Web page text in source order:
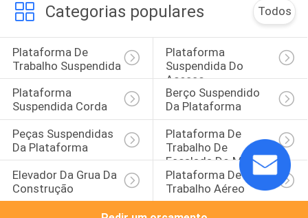
Categorias populares Todos
Plataforma De
Trabalho Suspendida
Plataforma
Suspendida Do
Acesso
Plataforma
Suspendida Corda
Berço Suspendido
Da Plataforma
Peças Suspendidas
Da Plataforma
Plataforma De
Trabalho De
Escalada Do Mastro
Elevador Da Grua Da
Construção
Plataforma De
Trabalho Aéreo